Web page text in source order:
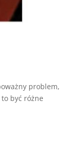
problem,
być różne